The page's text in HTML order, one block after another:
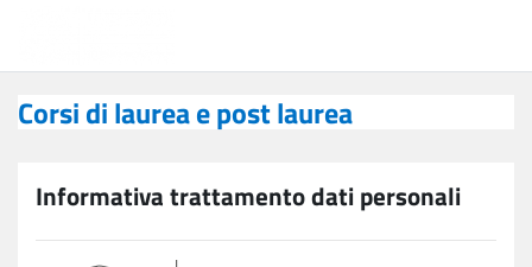
Corsi di laurea e post laurea
Informativa trattamento dati personali